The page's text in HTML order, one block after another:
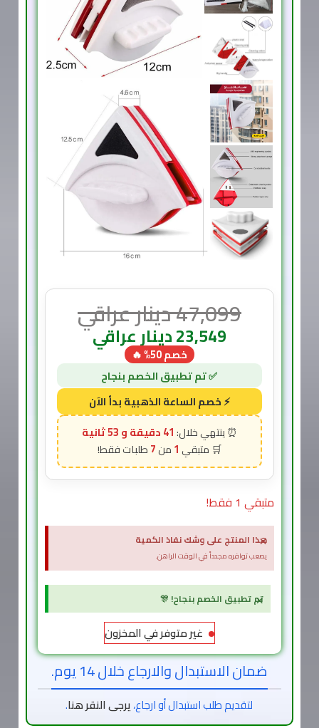
47,099دينار عراقي
23,549دينار عراقي
خصم 50% 🔥
41 دقيقة و 51 ثانية
1
7
متبقي 1 فقط!
هذا المنتج على وشك نفاذ الكمية
يصعب توافره مجدداً في الوقت الراهن.
×
تم تطبيق الخصم بنجاح! 🎊
×
غير متوفر في المخزون
ضمان الاستبدال والارجاع خلال 14 يوم.
لتقديم طلب استبدال أو ارجاع،يرجى النقر هنا.